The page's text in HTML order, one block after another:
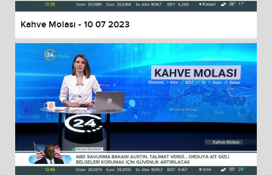
Kahve Molası - 10 07 2023